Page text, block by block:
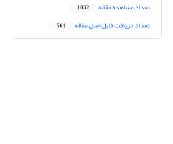
تعداد مشاهده مقاله 1,032
تعداد دریافت فایل اصل مقاله 561